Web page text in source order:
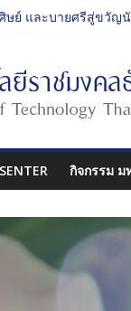
ย์ และบายศรีสู่ขวัญ
บาทของกรรมการส
ตร์ “โยนลูกรักษ์”
กิจกรรม